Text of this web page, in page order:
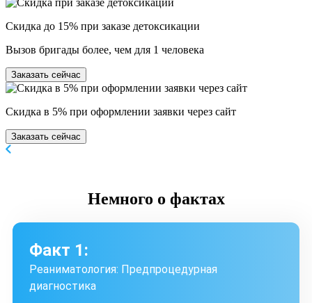
Скидка до 15% при заказе детоксикации
Вызов бригады более, чем для 1 человека
Заказать сейчас
Скидка в 5% при оформлении заявки через сайт
Заказать сейчас
Немного о фактах
Факт 1:
Реаниматология: Предпроцедурная
диагностика